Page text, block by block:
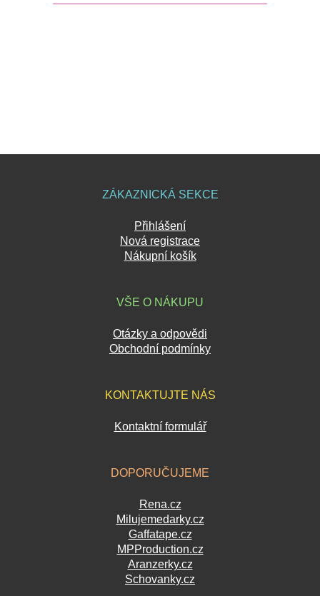
ZÁKAZNICKÁ SEKCE
Přihlášení
Nová registrace
Nákupní košík
VŠE O NÁKUPU
Otázky a odpovědi
Obchodní podmínky
KONTAKTUJTE NÁS
Kontaktní formulář
DOPORUČUJEME
Rena.cz
Milujemedarky.cz
Gaffatape.cz
MPProduction.cz
Aranzerky.cz
Schovanky.cz